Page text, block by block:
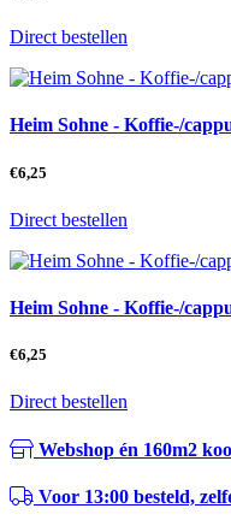
Direct bestellen
Heim Sohne - Koffie-/
€6,25
Direct bestellen
Heim Sohne - Koffie-/
€6,25
Direct bestellen
Webshop én 160m2
Voor 13:00 besteld,